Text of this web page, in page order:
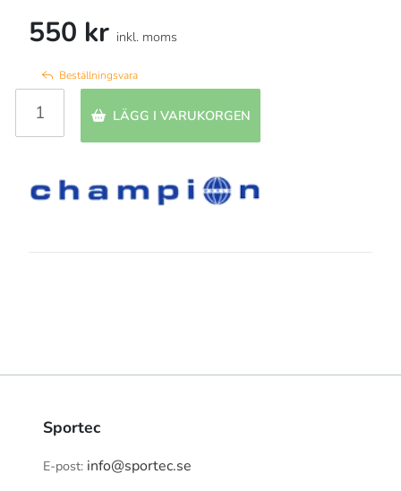
550 kr inkl. moms
Beställningsvara
LÄGG I VARUKORGEN
Sportec
E-post: info@sportec.se